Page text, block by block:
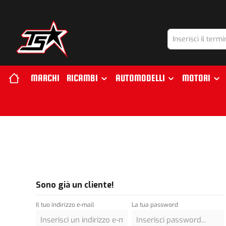
MARCHI RICAMBI AUTOMODELLI MOTORI
Sono già un cliente!
Il tuo indirizzo e-mail La tua password